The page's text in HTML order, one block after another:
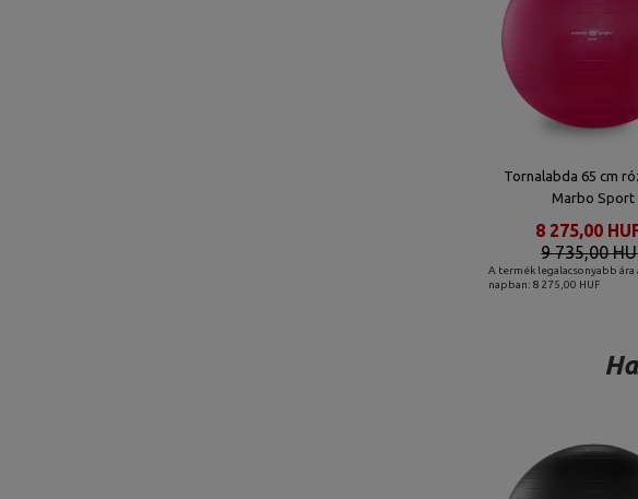
Tornalabda 65 cm
Marbo Sport
A termék legalacsonyabb ára
napban: 8 275,00 HUF
9 735,00
8 275,00